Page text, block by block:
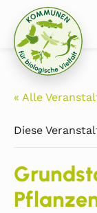
« Alle
Diese